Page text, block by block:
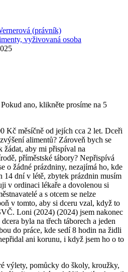
(právník)
vyživovaná osoba
Pokud ano, klikněte prosíme na 5
Kč měsíčně od jejích cca 2 let. Dceři
alimentů? Zároveň bych se
žádat, aby mi přispíval na
příměstské tábory? Nepřispívá
o žádné prázdniny, nezajímá ho, kde
14 dní v létě, zbytek prázdnin musím
v ordinaci lékaře a dovolenou si
a s otcem se nelze
v tomto, aby si dceru vzal, když to
Loni (2024) (2024) jsem nakonec
byla na třech táborech a jeden
do práce, kde sedí 8 hodin na židli
ani korunu, i když jsem ho o to
výlety, pomůcky do školy, kroužky,